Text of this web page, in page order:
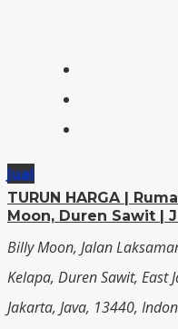
Jual
TURUN HARGA |
Moon, Duren Sawit |
Billy Moon, Jalan
Kelapa, Duren Sawit, East
Jakarta, Java, 13440,